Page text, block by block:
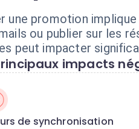
une promotion
ou publier sur les
peut impacter
impacts
de synchronisation